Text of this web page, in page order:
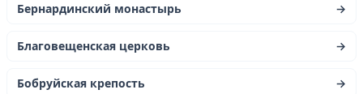
Бернардинский монастырь →
Благовещенская церковь →
Бобруйская крепость →